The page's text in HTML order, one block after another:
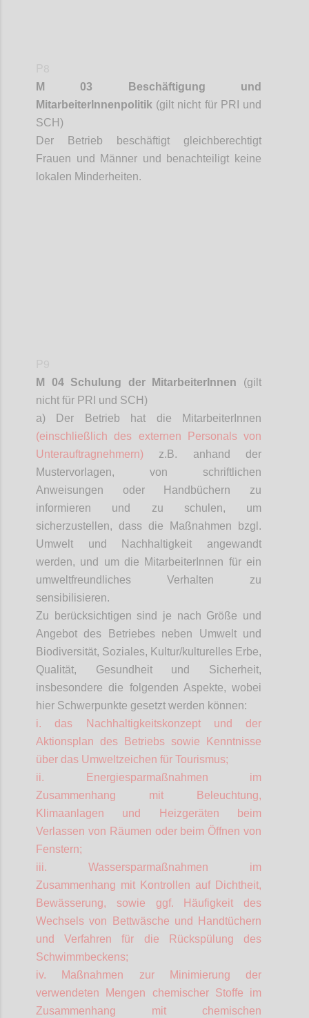
M 03 Beschäftigung und
MitarbeiterInnenpolitik (gilt nicht für PRI und
SCH)
Der Betrieb beschäftigt gleichberechtigt
Frauen und Männer und benachteiligt keine
lokalen Minderheiten.
M 04 Schulung der MitarbeiterInnen
(gilt
nicht für PRI und SCH)
a) Der Betrieb hat die
MitarbeiterInnen
(einschließlich des externen Personals von
Unterauftragnehmern) z.B. anhand der
Mustervorlagen, von schriftlichen
Anweisungen oder Handbüchern zu
informieren und zu schulen, um
sicherzustellen, dass die Maßnahmen bzgl.
Umwelt und Nachhaltigkeit angewandt
werden, und um die MitarbeiterInnen für ein
umweltfreundliches Verhalten zu
sensibilisieren.
Zu berücksichtigen sind je nach Größe und
Angebot des Betriebes neben Umwelt und
Biodiversität, Soziales, Kultur/kulturelles Erbe,
Qualität, Gesundheit und Sicherheit,
insbesondere die folgenden Aspekte, wobei
hier Schwerpunkte gesetzt werden können:
i. das Nachhaltigkeitskonzept und der
Aktionsplan des Betriebs sowie Kenntnisse
über das Umweltzeichen für Tourismus;
ii. Energiesparmaßnahmen im
Zusammenhang mit Beleuchtung,
Klimaanlagen und Heizgeräten beim
Verlassen von Räumen oder beim Öffnen von
Fenstern;
iii. Wassersparmaßnahmen im
Zusammenhang mit Kontrollen auf Dichtheit,
Bewässerung, sowie ggf. Häufigkeit des
Wechsels von Bettwäsche und Handtüchern
und Verfahren für die Rückspülung des
Schwimmbeckens;
iv. Maßnahmen zur Minimierung der
verwendeten Mengen chemischer Stoffe im
Zusammenhang mit chemischen